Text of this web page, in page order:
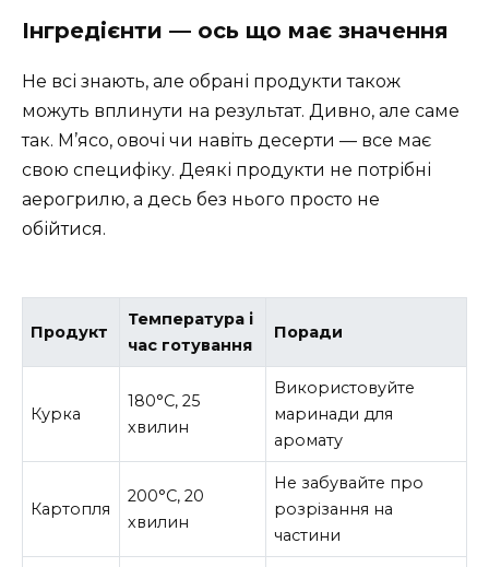
Інгредієнти — ось що має значення
Не всі знають, але обрані продукти також
можуть вплинути на результат. Дивно, але саме
так. М’ясо, овочі чи навіть десерти — все має
свою специфіку. Деякі продукти не потрібні
аерогрилю, а десь без нього просто не
обійтися.
Продукт
Температура і
час готування
Поради
Курка
180°C, 25
хвилин
Використовуйте
маринади для
аромату
Картопля
200°C, 20
хвилин
Не забувайте про
розрізання на
частини